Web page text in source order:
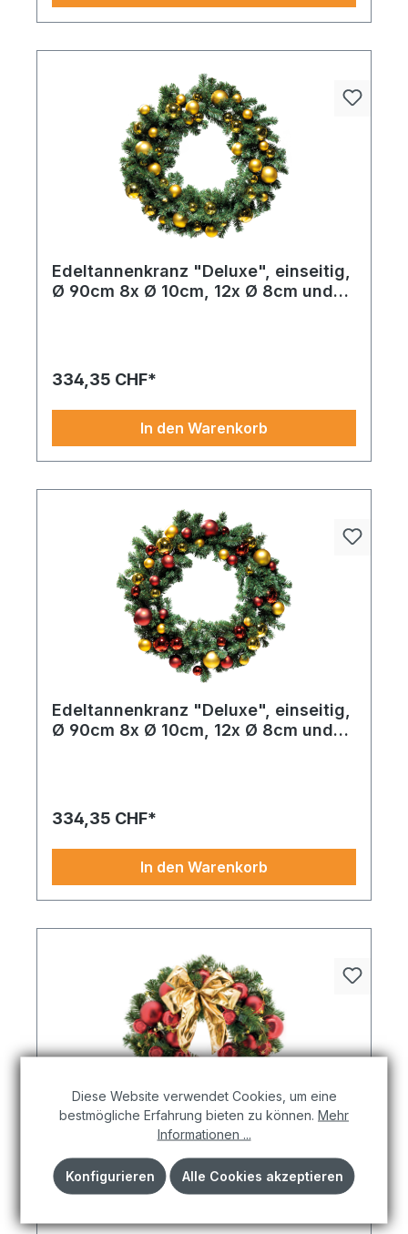
Edeltannenkranz "Deluxe", einseitig,
Ø 90cm 8x Ø 10cm, 12x Ø 8cm und
entflammbar nach EN71-2
334,35 CHF*
In den Warenkorb
Edeltannenkranz "Deluxe", einseitig,
Ø 90cm 8x Ø 10cm, 12x Ø 8cm und
entflammbar nach EN71-2
334,35 CHF*
In den Warenkorb
Kunststoff
Glanzvoll und eindrucksvoll: Setzen Sie auf echte
kunststoff in Rot/grün und 45cm bringt
Diese Website verwendet Cookies, um eine
bestmögliche Erfahrung bieten zu können. Mehr
Informationen ...
Konfigurieren Alle Cookies akzeptieren